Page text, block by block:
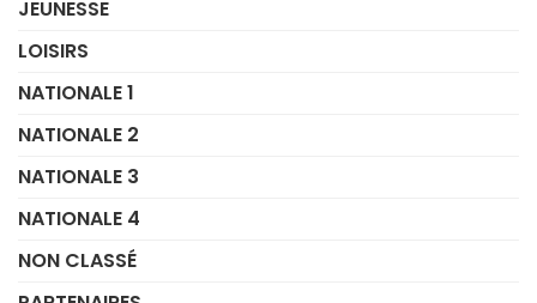
JEUNESSE
LOISIRS
NATIONALE 1
NATIONALE 2
NATIONALE 3
NATIONALE 4
NON CLASSÉ